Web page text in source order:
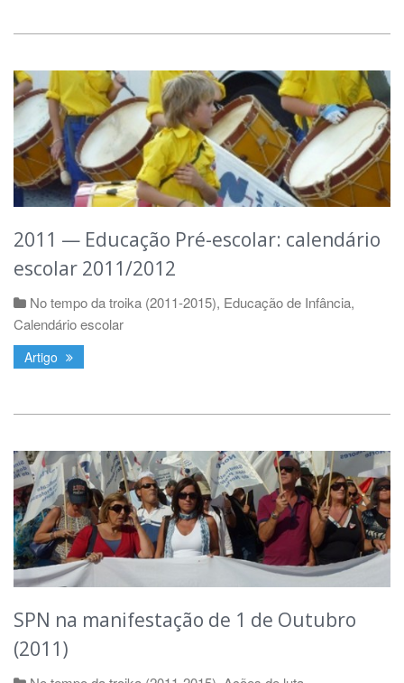
2011 — Educação Pré-escolar: calendário
escolar 2011/2012
No tempo da troika (2011-2015), Educação de Infância,
Calendário escolar
Artigo
SPN na manifestação de 1 de Outubro
(2011)